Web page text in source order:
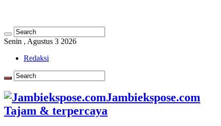
Senin , Agustus 3 2026
Redaksi
Jambiekspose.com
Tajam & terpercaya